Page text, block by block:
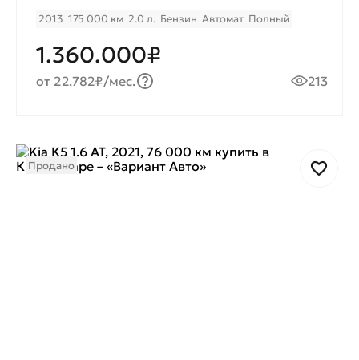
2013 175 000 км 2.0 л. Бензин Автомат Полный
1.360.000₽
от 22.782₽/мес. 213
Продано